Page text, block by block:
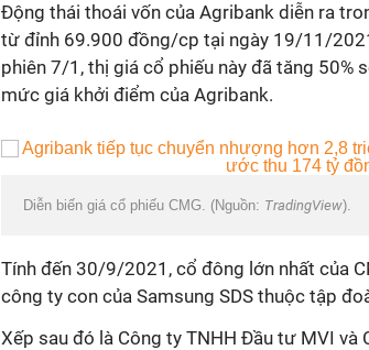
Động thái thoái vốn của Agribank diễn ra
từ đỉnh 69.900 đồng/cp tại ngày 19/11/
phiên 7/1, thị giá cổ phiếu này đã tăng 50%
mức giá khởi điểm của Agribank.
Diễn biến giá cổ phiếu CMG. (Nguồn: TradingView).
Tính đến 30/9/2021, cổ đông lớn nhất của
công ty con của Samsung SDS thuộc tập
Xếp sau đó là Công ty TNHH Đầu tư MVI và